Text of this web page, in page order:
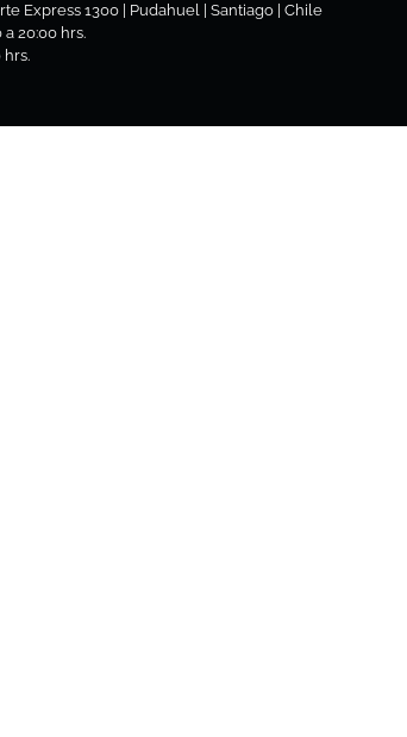
Express 1300 | Pudahuel | Santiago | Chile
20:00 hrs.
hrs.